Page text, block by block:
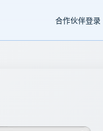
合作伙伴登录